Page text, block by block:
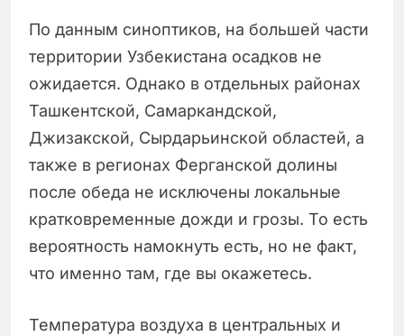
По данным синоптиков, на большей части
территории Узбекистана осадков не
ожидается. Однако в отдельных районах
Ташкентской, Самаркандской,
Джизакской, Сырдарьинской областей, а
также в регионах Ферганской долины
после обеда не исключены локальные
кратковременные дожди и грозы. То есть
вероятность намокнуть есть, но не факт,
что именно там, где вы окажетесь.
Температура воздуха в центральных и